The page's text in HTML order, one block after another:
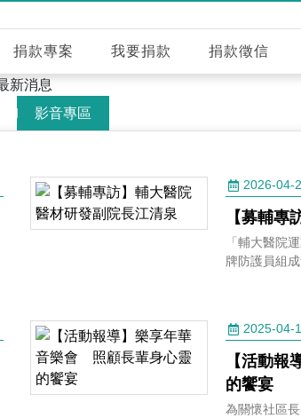
捐款專案 我要捐款 捐款徵信
影音專區
2026-04-
【募輔專
「輔大醫院
牌防護員組
2025-04-
【活動
的饗宴
為關懷社區